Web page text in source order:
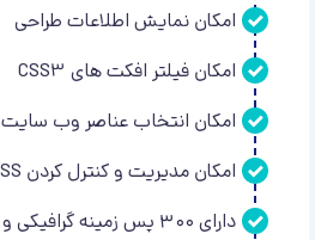
امکان نمایش اطلاعات طراحی
امکان فیلتر افکت های CSS3
امکان انتخاب عناصر وب سایت
امکان مدیریت و کنترل کردن CSS
دارای ۳۰۰ پس زمینه گرافیکی و زیبا